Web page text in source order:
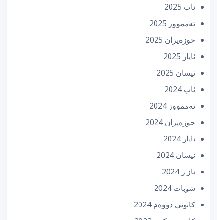
ئاب 2025
تەممووز 2025
حوزه‌یران 2025
ئایار 2025
نیسان 2025
ئاب 2024
تەممووز 2024
حوزه‌یران 2024
ئایار 2024
نیسان 2024
ئازار 2024
شوبات 2024
كانونی دووه‌م 2024